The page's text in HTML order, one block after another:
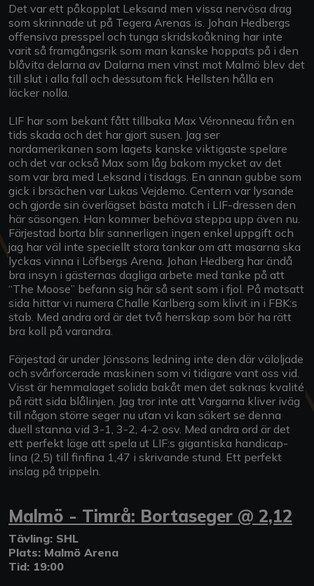
Det var ett påkopplat Leksand men vissa nervösa drag
som skrinnade ut på Tegera Arenas is. Johan Hedbergs
offensiva presspel och tunga skridskoåkning har inte
varit så framgångsrik som man kanske hoppats på i den
blåvita delarna av Dalarna men vinst mot Malmö blev det
till slut i alla fall och dessutom fick Hellsten hålla en
läcker nolla.
LIF har som bekant fått tillbaka Max Véronneau från en
tids skada och det har gjort susen. Jag ser
nordamerikanen som lagets kanske viktigaste spelare
och det var också Max som låg bakom mycket av det
som var bra med Leksand i tisdags. En annan gubbe som
gick i brsächen var Lukas Vejdemo. Centern var lysande
och gjorde sin överlägset bästa match i LIF-dressen den
här säsongen. Han kommer behöva steppa upp även nu.
Färjestad borta blir sannerligen ingen enkel uppgift och
jag har väl inte speciellt stora tankar om att masarna ska
lyckas vinna i Löfbergs Arena. Johan Hedberg har ändå
bra insyn i gästernas dagliga arbete med tanke på att
“The Moose” befann sig här så sent som i fjol. På motsatt
sida hittar vi numera Challe Karlberg som klivit in i FBK:s
stab. Med andra ord är det två herrskap som bör ha rätt
bra koll på varandra.
Färjestad är under Jönssons ledning inte den där väloljade
och svårforcerade maskinen som vi tidigare vant oss vid.
Visst är hemmalaget solida bakåt men det saknas kvalité
på rätt sida blålinjen. Jag tror inte att Vargarna kliver iväg
till någon större seger nu utan vi kan säkert se denna
duell stanna vid 3-1, 3-2, 4-2 osv. Med andra ord är det
ett perfekt läge att spela ut LIF:s gigantiska handicap-
lina (2,5) till finfina 1,47 i skrivande stund. Ett perfekt
inslag på trippeln.
Malmö - Timrå: Bortaseger @ 2,12
Tävling: SHL
Plats: Malmö Arena
Tid: 19:00